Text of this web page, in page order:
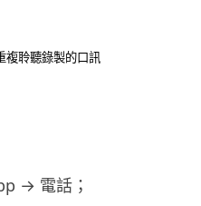
聆聽錄製的口訊
→ 電話；